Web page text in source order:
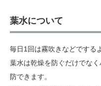
葉水について
毎日1回は霧吹きなどでする
葉水は乾燥を防ぐだけでな
防できます。